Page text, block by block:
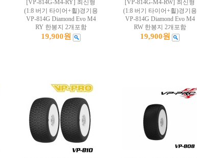
[VP-814G-M4-RY] 최신형
(1:8 버기 타이어+휠)경기용
VP-814G Diamond Evo M4
RY 한봉지 2개포함
19,900원
[VP-814G-M4-RW] 최신형
(1:8 버기 타이어+휠)경기용
VP-814G Diamond Evo M4
RW 한봉지 2개포함
19,900원